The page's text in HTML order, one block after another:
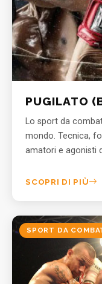
PUGILATO
Lo sport da
mondo. Tecnica,
amatori e agonisti
SCOPRI DI PIÙ
SPORT DA